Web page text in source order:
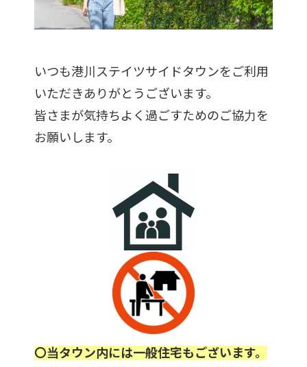
いつも港川ステイツサイドタウンをご利用
いただきありがとうございます。
皆さまが気持ちよく過ごすためのご協力を
お願いします。
〇当タウン内には一般住宅もございます。